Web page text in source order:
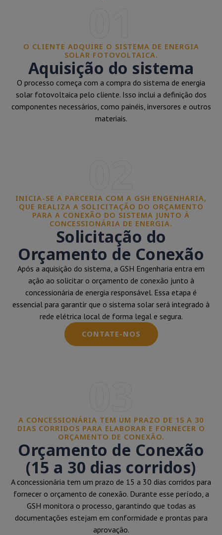
O CLIENTE ADQUIRE O SISTEMA DE ENERGIA
SOLAR FOTOVOLTAICA.
Aquisição do sistema
O processo começa com a compra do sistema de energia
solar fotovoltaica pelo cliente. Isso inclui a definição dos
componentes necessários, como painéis, inversores e outros
materiais.
INICIA-SE A PARCERIA COM A GSH ENGENHARIA,
QUE REALIZA A SOLICITAÇÃO DO ORÇAMENTO
PARA A CONEXÃO DO SISTEMA JUNTO À
CONCESSIONÁRIA DE ENERGIA.
Solicitação do
Orçamento de Conexão
Após a aquisição do sistema, a GSH Engenharia entra em
ação ao solicitar o orçamento de conexão junto à
concessionária de energia responsável. Essa etapa é
essencial para garantir que o sistema solar será integrado à
rede elétrica local de forma legal e segura.
CONTATE-NOS
A CONCESSIONÁRIA TEM UM PRAZO DE 15 A 30
DIAS CORRIDOS PARA ELABORAR E FORNECER O
ORÇAMENTO DE CONEXÃO.
Orçamento de Conexão
(15 a 30 dias corridos)
A concessionária tem um prazo de 15 a 30 dias corridos para
fornecer o orçamento de conexão. Durante esse período, a
GSH monitora o processo, garantindo que todas as
documentações estejam em conformidade e prontas para
aprovação.